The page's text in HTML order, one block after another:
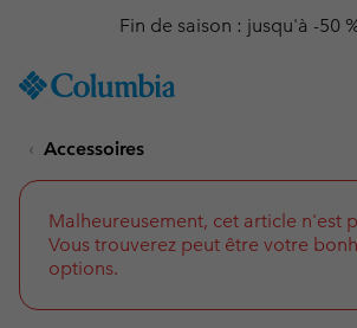
TO
SKIP
NAV
SKIP
TO
SEARCH
Remise de 10 % à saisir
Accessoires
Malheureusement, cet article n'est
Vous trouverez peut être votre
options.